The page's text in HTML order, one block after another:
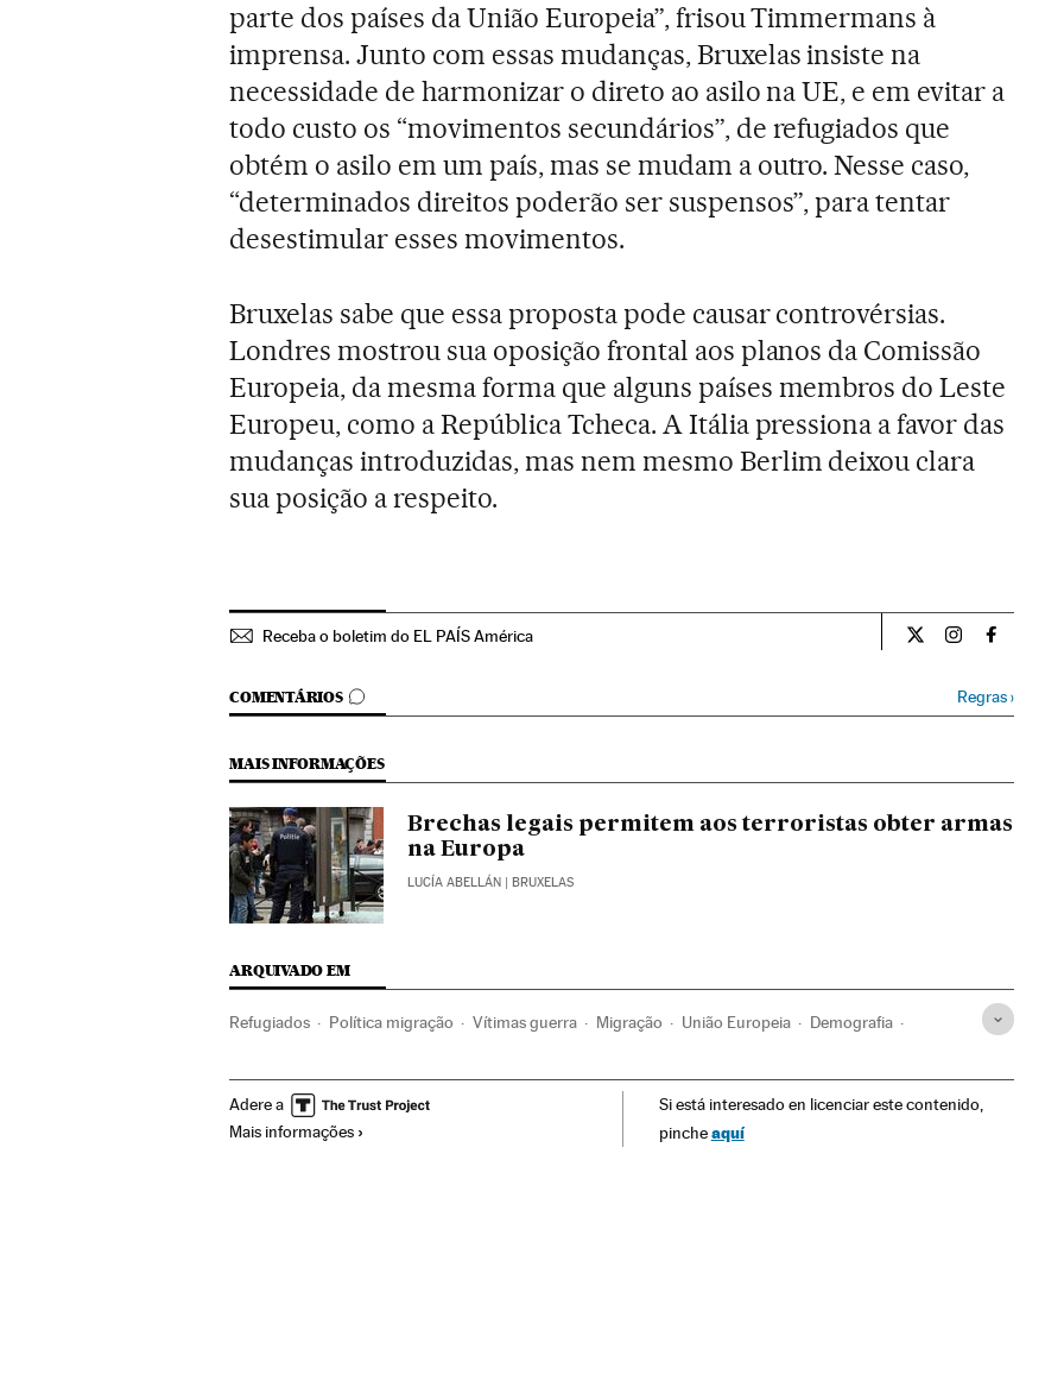
parte dos países da União Europeia”, frisou Timmermans à
imprensa. Junto com essas mudanças, Bruxelas insiste na
necessidade de harmonizar o direto ao asilo na UE, e em evitar a
todo custo os “movimentos secundários”, de refugiados que
obtém o asilo em um país, mas se mudam a outro. Nesse caso,
“determinados direitos poderão ser suspensos”, para tentar
desestimular esses movimentos.
Bruxelas sabe que essa proposta pode causar controvérsias.
Londres mostrou sua oposição frontal aos planos da Comissão
Europeia, da mesma forma que alguns países membros do Leste
Europeu, como a República Tcheca. A Itália pressiona a favor das
mudanças introduzidas, mas nem mesmo Berlim deixou clara
sua posição a respeito.
Receba o boletim do EL PAÍS América Internacional El
COMENTÁRIOS
COMENTÁRIOS Regras›
MAIS INFORMAÇÕES
Brechas legais permitem aos terroristas obter armas
na Europa
LUCÍA ABELLÁN | BRUXELAS
ARQUIVADO EM
Refugiados Política migração Vítimas guerra Migração União Europeia Demografia
Adere a
Mais informações
Si está interesado en licenciar este contenido,
pincheaquí